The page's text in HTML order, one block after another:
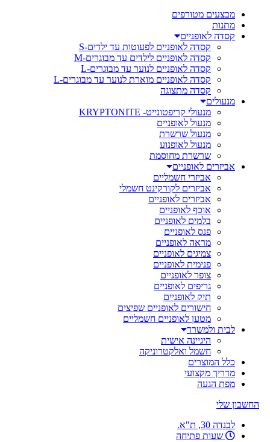
מבצעים מטורפים
מתנות
קסדה לאופניים
קסדה לאופניים לפעוטות עד ילדים-S
קסדה לאופניים לילדים עד מבוגרים-M
קסדה לאופניים לנוער עד מבוגרים-L
קסדה לאופניים מוארת לנוער עד מבוגרים-L
קסדה מתצוגה
מנעולים
מנעולי קריפטונייט- KRYPTONITE
מנעול לאופניים
מנעול שרשרת
מנעול לאופנוע
שרשרת מחוסמת
אביזרים לאופניים
אביזרי חשמליים
אביזרים לקורקינט חשמלי
אביזרים לאופניים
אוכף לאופניים
בלמים לאופניים
פנס לאופניים
מראה לאופניים
צמיגים לאופניים
פנימית לאופניים
צופר לאופניים
גריפים לאופניים
תיק לאופניים
חישורים לאופניים שפיצים
מטען לאופניים חשמליים
לבית ולמשרד
היגיינה אישית
חשמל ואלקטרוניקה
כלל המוצרים
מדריך מקצועי
מפת הגעה
החשבון שלי
לבנדה 30, ת"א.
שעות פתיחה